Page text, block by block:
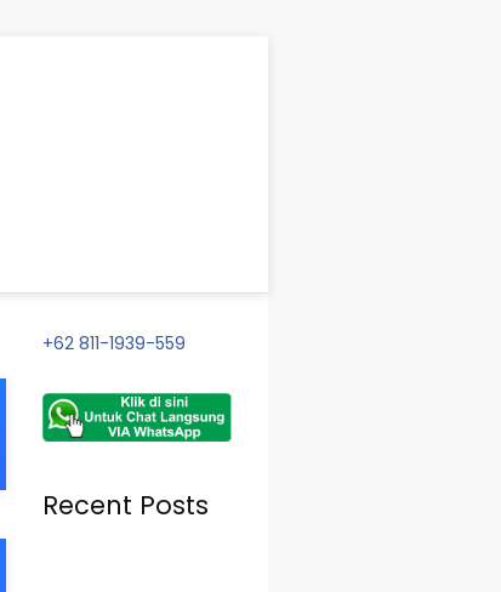
+62 811-1939-559
Recent Posts